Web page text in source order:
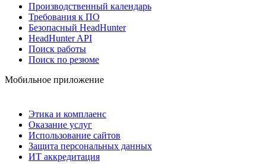
Производственный календарь
Требования к ПО
Безопасный HeadHunter
HeadHunter API
Поиск работы
Поиск по резюме
Мобильное приложение
Этика и комплаенс
Оказание услуг
Использование сайтов
Защита персональных данных
ИТ аккредитация